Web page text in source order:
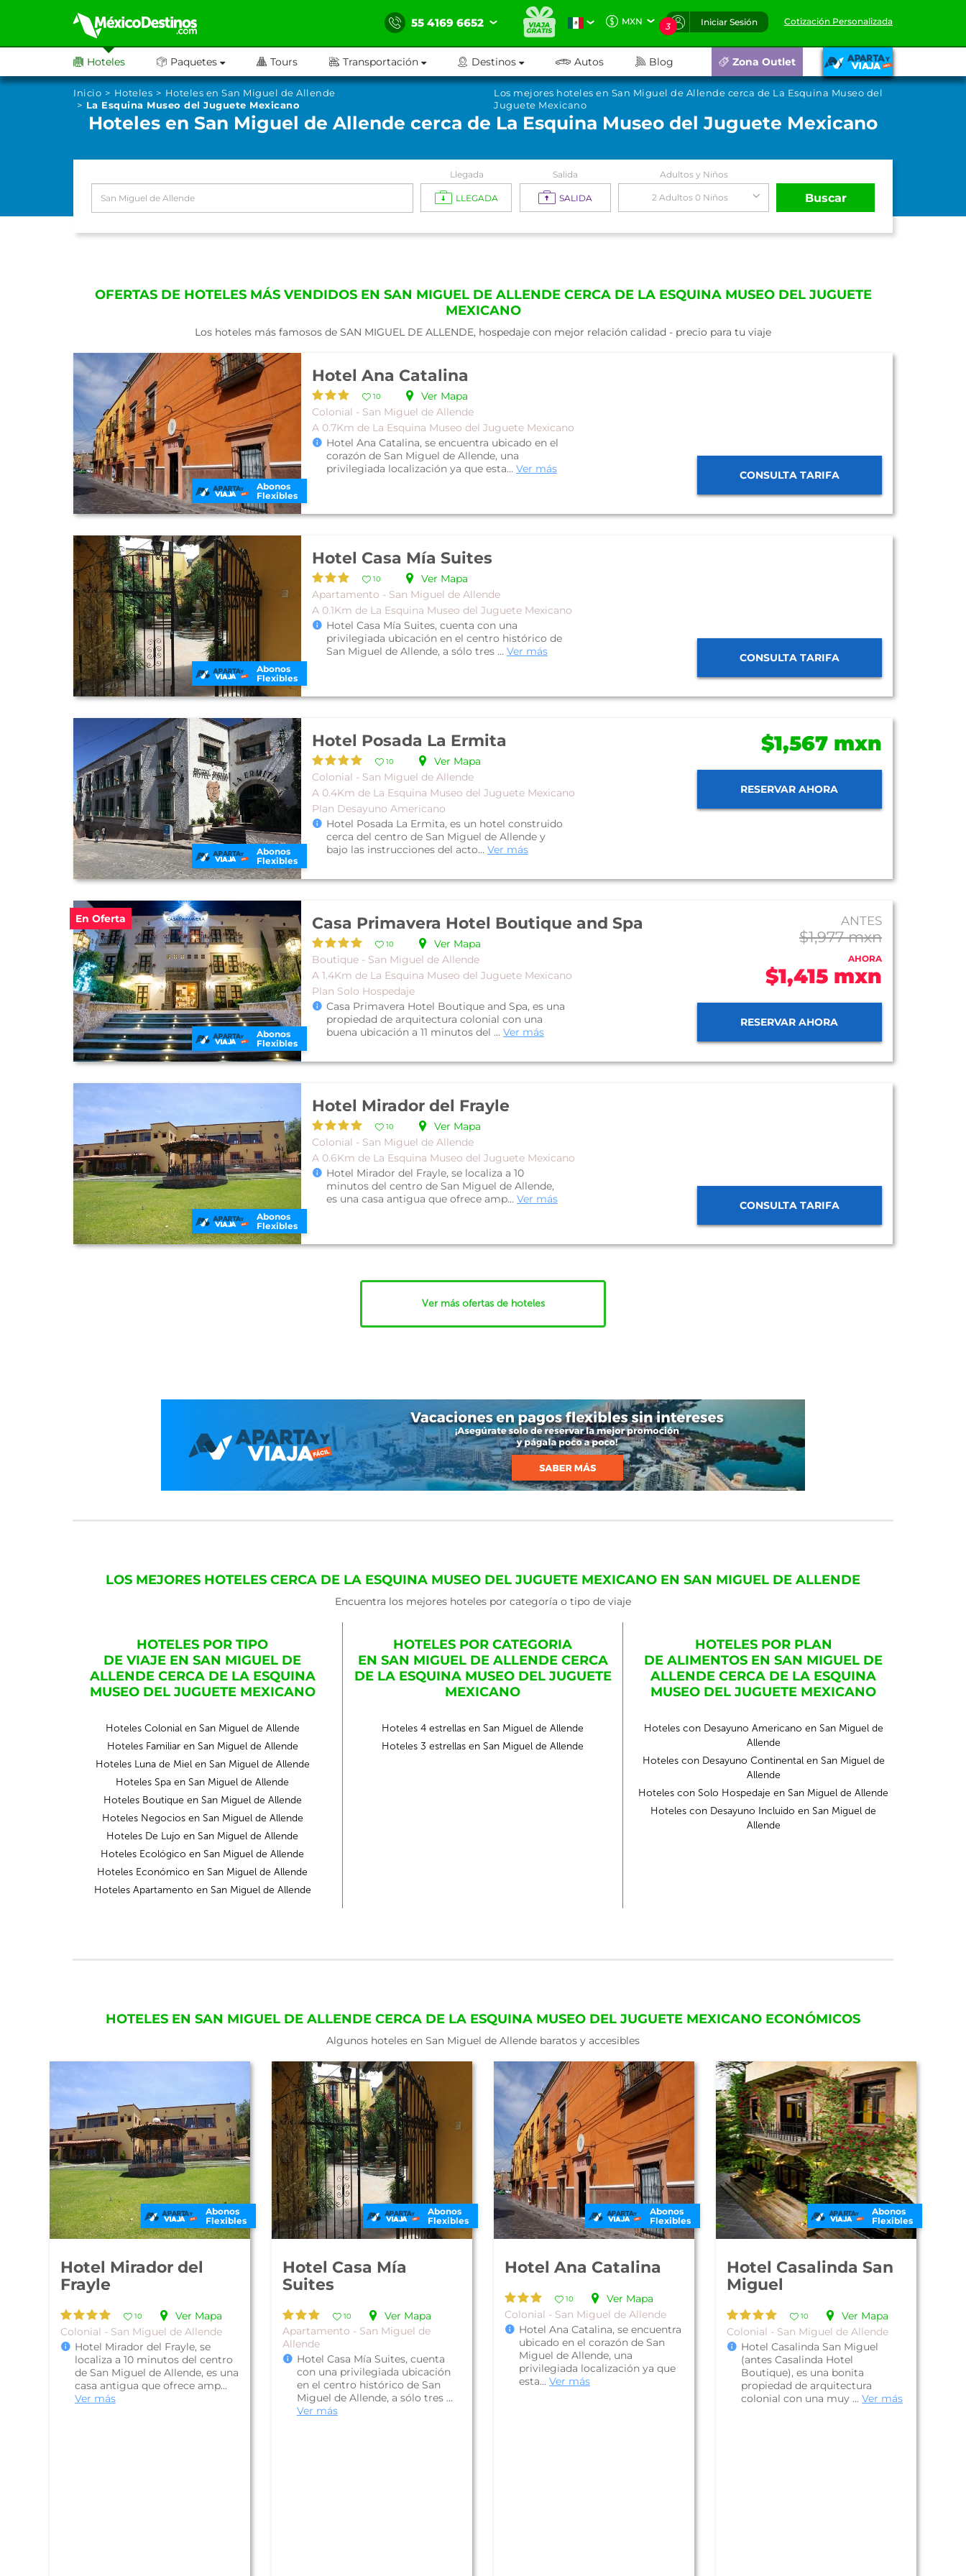
55 4169 6652 MXN 3 Iniciar Sesión Cotización Personalizada
Hoteles Paquetes Tours Transportación Destinos Autos Blog Zona Outlet
Inicio Hoteles
Hoteles en San Miguel de Allende
La Esquina Museo del Juguete Mexicano
Los mejores hoteles en San Miguel de Allende cerca de La Esquina Museo del
Juguete Mexicano
Hoteles en San Miguel de Allende cerca de La Esquina Museo del Juguete Mexicano
Llegada
LLEGADA
Salida
SALIDA
Adultos y Niños
2 Adultos 0 Niños Buscar
OFERTAS DE HOTELES MÁS VENDIDOS EN SAN MIGUEL DE ALLENDE CERCA DE LA ESQUINA MUSEO DEL JUGUETE
MEXICANO
Los hoteles más famosos de SAN MIGUEL DE ALLENDE, hospedaje con mejor relación calidad - precio para tu viaje
Abonos
Flexibles
Hotel Ana Catalina
10
Ver Mapa
Colonial - San Miguel de Allende
A 0.7Km de La Esquina Museo del Juguete Mexicano
Hotel Ana Catalina, se encuentra ubicado en el
corazón de San Miguel de Allende, una
privilegiada localización ya que esta... Ver más CONSULTA TARIFA
Abonos
Flexibles
Hotel Casa Mía Suites
10
Ver Mapa
Apartamento - San Miguel de Allende
A 0.1Km de La Esquina Museo del Juguete Mexicano
Hotel Casa Mía Suites, cuenta con una
privilegiada ubicación en el centro histórico de
San Miguel de Allende, a sólo tres ... Ver más CONSULTA TARIFA
Abonos
Flexibles
Hotel Posada La Ermita
10
Ver Mapa
Colonial - San Miguel de Allende
A 0.4Km de La Esquina Museo del Juguete Mexicano
Plan Desayuno Americano
Hotel Posada La Ermita, es un hotel construido
cerca del centro de San Miguel de Allende y
bajo las instrucciones del acto... Ver más
$1,567 mxn
RESERVAR AHORA
En Oferta
Abonos
Flexibles
Casa Primavera Hotel Boutique and Spa
10
Ver Mapa
Boutique - San Miguel de Allende
A 1.4Km de La Esquina Museo del Juguete Mexicano
Plan Solo Hospedaje
Casa Primavera Hotel Boutique and Spa, es una
propiedad de arquitectura colonial con una
buena ubicación a 11 minutos del ... Ver más
ANTES
$1,977 mxn
AHORA
$1,415 mxn
RESERVAR AHORA
Abonos
Flexibles
Hotel Mirador del Frayle
10
Ver Mapa
Colonial - San Miguel de Allende
A 0.6Km de La Esquina Museo del Juguete Mexicano
Hotel Mirador del Frayle, se localiza a 10
minutos del centro de San Miguel de Allende,
es una casa antigua que ofrece amp... Ver más CONSULTA TARIFA
Ver más ofertas de hoteles
LOS MEJORES HOTELES CERCA DE LA ESQUINA MUSEO DEL JUGUETE MEXICANO EN SAN MIGUEL DE ALLENDE
Encuentra los mejores hoteles por categoría o tipo de viaje
HOTELES POR TIPO
DE VIAJE EN SAN MIGUEL DE
ALLENDE CERCA DE LA ESQUINA
MUSEO DEL JUGUETE MEXICANO
Hoteles Colonial en San Miguel de Allende
Hoteles Familiar en San Miguel de Allende
Hoteles Luna de Miel en San Miguel de Allende
Hoteles Spa en San Miguel de Allende
Hoteles Boutique en San Miguel de Allende
Hoteles Negocios en San Miguel de Allende
Hoteles De Lujo en San Miguel de Allende
Hoteles Ecológico en San Miguel de Allende
Hoteles Económico en San Miguel de Allende
Hoteles Apartamento en San Miguel de Allende
HOTELES POR CATEGORIA
EN SAN MIGUEL DE ALLENDE CERCA
DE LA ESQUINA MUSEO DEL JUGUETE
MEXICANO
Hoteles 4 estrellas en San Miguel de Allende
Hoteles 3 estrellas en San Miguel de Allende
HOTELES POR PLAN
DE ALIMENTOS EN SAN MIGUEL DE
ALLENDE CERCA DE LA ESQUINA
MUSEO DEL JUGUETE MEXICANO
Hoteles con Desayuno Americano en San Miguel de
Allende
Hoteles con Desayuno Continental en San Miguel de
Allende
Hoteles con Solo Hospedaje en San Miguel de Allende
Hoteles con Desayuno Incluido en San Miguel de
Allende
HOTELES EN SAN MIGUEL DE ALLENDE CERCA DE LA ESQUINA MUSEO DEL JUGUETE MEXICANO ECONÓMICOS
Algunos hoteles en San Miguel de Allende baratos y accesibles
Abonos
Flexibles
Hotel Mirador del
Frayle
10
Ver Mapa
Colonial - San Miguel de Allende
Hotel Mirador del Frayle, se
localiza a 10 minutos del centro
de San Miguel de Allende, es una
casa antigua que ofrece amp...
Ver más
Abonos
Flexibles
Hotel Casa Mía
Suites
10
Ver Mapa
Apartamento - San Miguel de
Allende
Hotel Casa Mía Suites, cuenta
con una privilegiada ubicación
en el centro histórico de San
Miguel de Allende, a sólo tres ...
Ver más
Abonos
Flexibles
Hotel Ana Catalina
10
Ver Mapa
Colonial - San Miguel de Allende
Hotel Ana Catalina, se encuentra
ubicado en el corazón de San
Miguel de Allende, una
privilegiada localización ya que
esta... Ver más
Abonos
Flexibles
Hotel Casalinda San
Miguel
10
Ver Mapa
Colonial - San Miguel de Allende
Hotel Casalinda San Miguel
(antes Casalinda Hotel
Boutique), es una bonita
propiedad de arquitectura
colonial con una muy ...Ver más